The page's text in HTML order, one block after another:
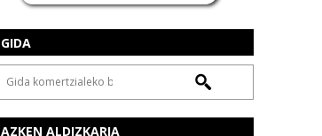
GIDA
AZKEN ALDIZKARIA